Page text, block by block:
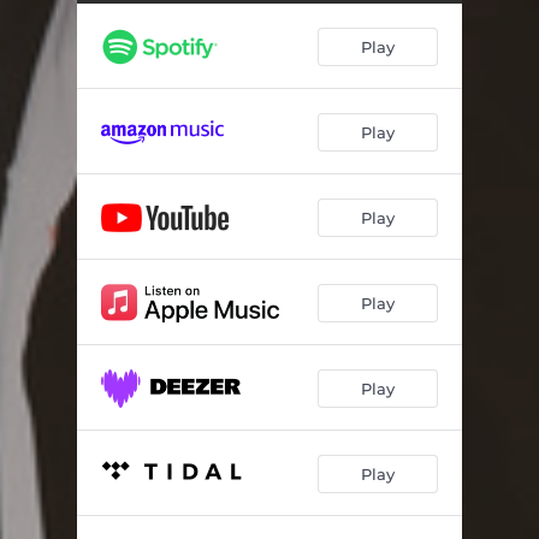
Caso Indefinido / Tempo ao Tempo 03:36
Só os Loucos Sabem 02:11
Xote da Alegria / Rindo à Toa 03:28
Alô Testando o Som / Natiruts Reggae Power 03:02
Play
Play
Play
Play
Play
Play